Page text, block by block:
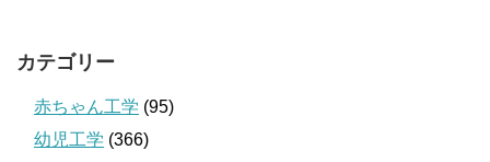
カテゴリー
赤ちゃん工学 (95)
幼児工学 (366)